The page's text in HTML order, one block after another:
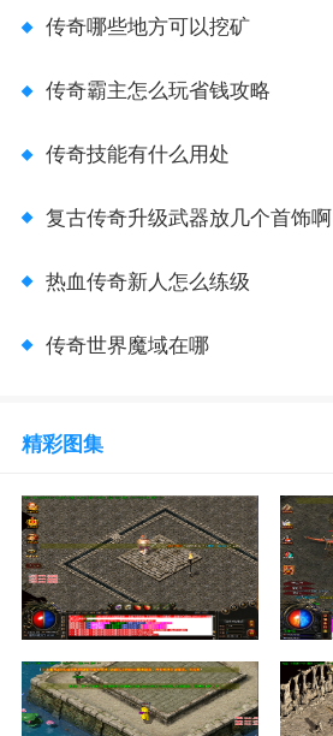
传奇哪些地方可以挖矿
传奇霸主怎么玩省钱攻略
传奇技能有什么用处
复古传奇升级武器放几个首饰啊
热血传奇新人怎么练级
传奇世界魔域在哪
精彩图集